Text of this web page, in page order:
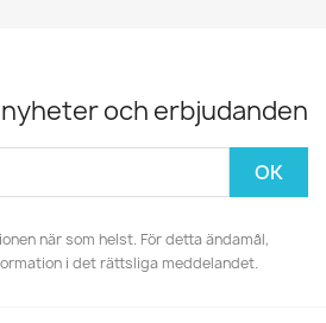
nyheter och erbjudanden
när som helst. För detta ändamål,
i det rättsliga meddelandet.